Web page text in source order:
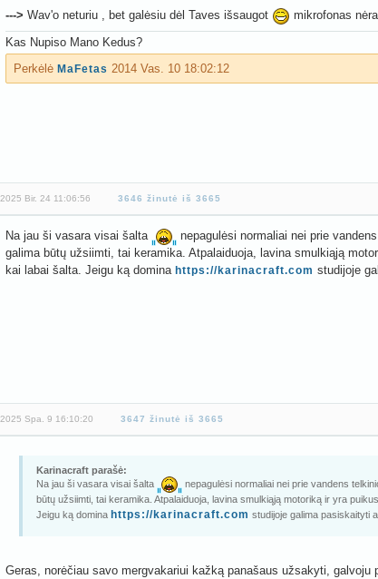
---> Wav'o neturiu , bet galėsiu dėl Taves išsaugot
mikrofonas
Kas Nupiso Mano Kedus?
PerkėlėMaFetas 2014 Vas. 10 18:02:12
2025 Bir. 24 11:06:56 3646 žinutė iš 3665
Na jau ši vasara visai šalta
nepagulėsi normaliai nei prie
galima būtų užsiimti, tai keramika. Atpalaiduoja, lavina smulkiąją
kai labai šalta. Jeigu ką dominahttps://karinacraft.com studijoje
2025 Spa. 9 16:10:20 3647 žinutė iš 3665
Karinacraft parašė:
Na jau ši vasara visai šalta
nepagulėsi normaliai nei prie vandens
būtų užsiimti, tai keramika. Atpalaiduoja, lavina smulkiąją motoriką ir yra
Jeigu ką domina https://karinacraft.com studijoje galima pasiskaityti
Geras, norėčiau savo mergvakariui kažką panašaus užsakyti,